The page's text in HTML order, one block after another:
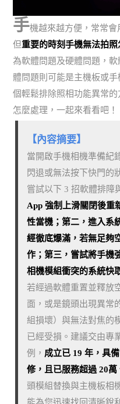
手機越來越方便，常常會
但重要的時刻手機無法拍
為軟體問題及硬體問題，
體問題則可能是主機板或
個輕鬆排除照相功能異常
怎麼處理，一起來看看吧！
【內容摘要】
當開啟手機相機準備紀
閃退或無法按下快門的
嘗試以下 3 招軟體排障
App 強制上滑關閉後重
性當機；第二，進入系
經徹底爆滿，若無足夠
作；第三，嘗試將手機
相機模組衝突的系統快
若經過軟體重置並釋放
面，或是鏡頭出現異常
組損壞）與無法對焦的
已經受損。建議交由專
例， 成立已 19 年，具
修，且已服務超過 20萬
頭模組替換與主機板相